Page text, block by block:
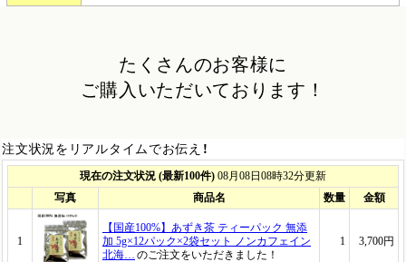
たくさんのお客様に
ご購入いただいております！
注文状況をリアルタイムでお伝え！